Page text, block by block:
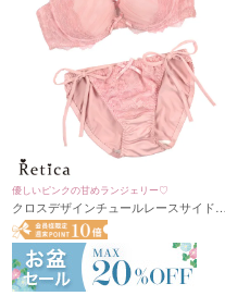
優しいピンクの甘めランジェリー♡
クロスデザインチュールレースサイドリ
ボンブラジャー&ショーツセット(ピンク)
(A～F/65～80)